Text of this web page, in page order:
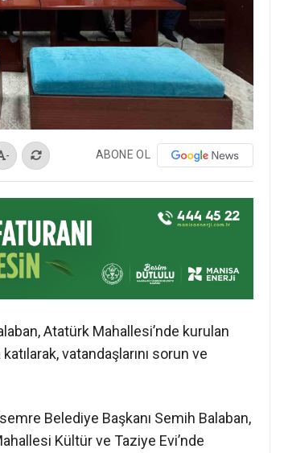
- ABONE OL
Atatürk Mahallesi’nde kurulan
vatandaşlarını sorun ve
Belediye Başkanı Semih Balaban,
Kültür ve Taziye Evi’nde